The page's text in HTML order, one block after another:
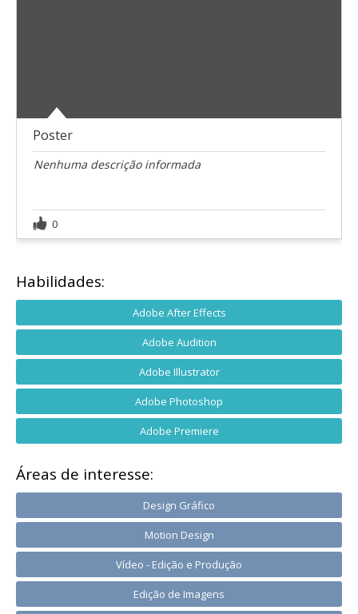
Poster
Nenhuma descrição informada
0
Habilidades:
Adobe After Effects
Adobe Audition
Adobe Illustrator
Adobe Photoshop
Adobe Premiere
Áreas de interesse:
Design Gráfico
Motion Design
Vídeo - Edição e Produção
Edição de Imagens